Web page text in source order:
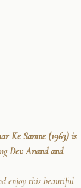
Ke Samne (1963) is
Dev Anand and
enjoy this beautiful